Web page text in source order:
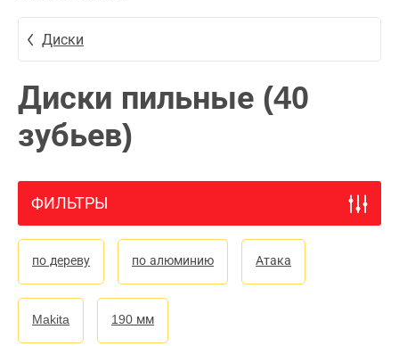
Диски
Диски пильные (40
зубьев)
ФИЛЬТРЫ
по дереву по алюминию Атака
Makita 190 мм